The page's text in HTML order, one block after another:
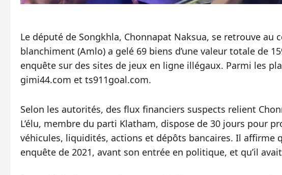
Le député de Songkhla, Chonnapat Naksua, se retrouve au
blanchiment (Amlo) a gelé 69 biens d’une valeur totale de
enquête sur des sites de jeux en ligne illégaux. Parmi les
gimi44.com et ts911goal.com.
Selon les autorités, des flux financiers suspects relient
L’élu, membre du parti Klatham, dispose de 30 jours pour
véhicules, liquidités, actions et dépôts bancaires. Il affirme
enquête de 2021, avant son entrée en politique, et qu’il